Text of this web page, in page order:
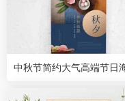
中秋节简约大气高端节日